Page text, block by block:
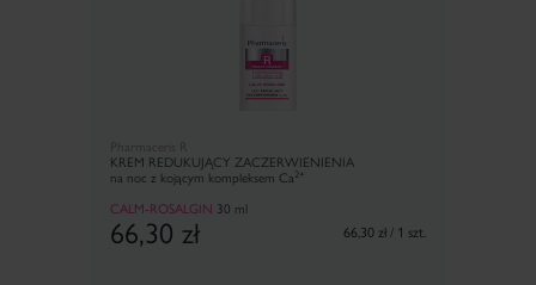
KREM REDUKUJĄCY ZACZERWIENIENIA
na noc z kojącym kompleksem Ca 2+
CALM-ROSALGIN 30 ml
66,30 zł 66,30 zł / 1 szt.